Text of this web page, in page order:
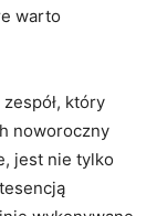
warto
który
noworoczny
jest nie ‌tylko